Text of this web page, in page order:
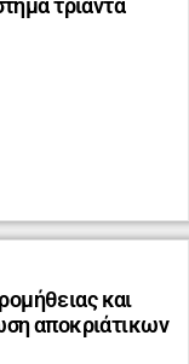
και
αποκριάτικων